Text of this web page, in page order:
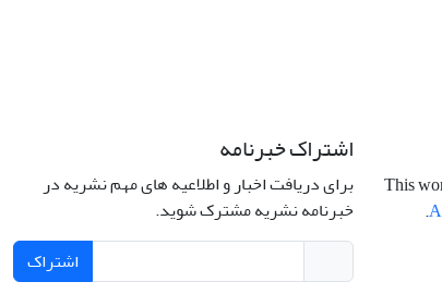
This
.
اشتراک خبرنامه
برای دریافت اخبار و اطلاعیه های مهم نشریه در
خبرنامه نشریه مشترک شوید.
اشتراک